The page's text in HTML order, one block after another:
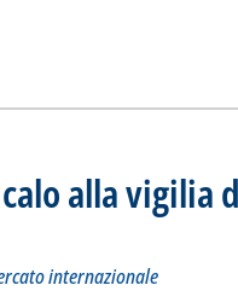
alla vigilia
internazionale
internazionale